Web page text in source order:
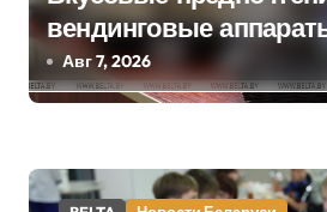
о
з
а
вендинговые
Минобразования об
школьном питании
Авг 7, 2026